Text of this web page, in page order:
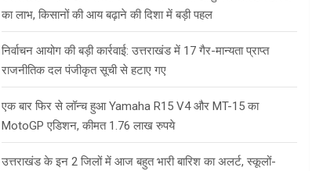
का लाभ, किसानों की आय बढ़ाने की दिशा में बड़ी पहल
निर्वाचन आयोग की बड़ी कार्रवाई: उत्तराखंड में 17 गैर-मान्यता प्राप्त
राजनीतिक दल पंजीकृत सूची से हटाए गए
एक बार फिर से लॉन्च हुआ Yamaha R15 V4 और MT-15 का
MotoGP एडिशन, कीमत 1.76 लाख रुपये
उत्तराखंड के इन 2 जिलों में आज बहुत भारी बारिश का अलर्ट, स्कूलों-